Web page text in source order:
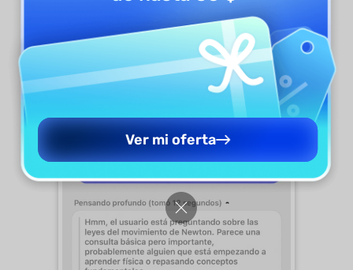
cuadro de chat y pulsa el icono Enviar para
obtener la respuesta deseada.
Ver mi oferta